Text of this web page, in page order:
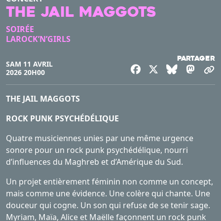
THE JAIL MAGGOTS
SOIRÉE
LAROCK’N’GIRLS
SAM 11 AVRIL
2026 20H00
Partager
FacebookBluesky
THE JAIL MAGGOTS
ROCK PUNK PSYCHÉDÉLIQUE
Quatre musiciennes unies par une même urgence
sonore pour un rock punk psychédélique, nourri
d’influences du Maghreb et d’Amérique du Sud.
Un projet entièrement féminin non comme un concept,
mais comme une évidence. Une colère qui chante. Une
douceur qui cogne. Un son qui refuse de se tenir sage.
Myriam, Maïa, Alice et Maëlle façonnent un rock punk